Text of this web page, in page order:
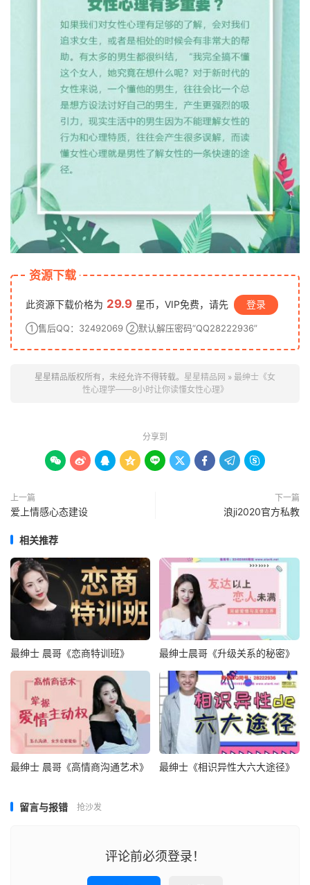
资源下载
此资源下载价格为 29.9 星币，VIP免费，请先 登录
①售后QQ：32492069 ②默认解压密码“QQ28222936”
星星精品版权所有，未经允许不得转载。 星星精品网 » 最绅士《女
性心理学——8小时让你读懂女性心理》
分享到
        
上一篇
爱上情感心态建设
下一篇
浪ji2020官方私教
相关推荐
最绅士 晨哥《恋商特训班》 最绅士晨哥《升级关系的秘密》
最绅士 晨哥《高情商沟通艺术》 最绅士《相识异性大六大途径》
留言与报错 抢沙发
评论前必须登录！